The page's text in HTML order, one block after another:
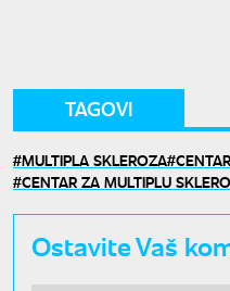
TAGOVI
MULTIPLA SKLEROZA
CENTAR ZA MULTIPLU
Ostavite Vaš